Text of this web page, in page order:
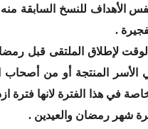
الأهداف للنسخ السابقة
.
لإطلاق الملتقى قبل
المنتجة أو من أصحاب
في هذا الفترة لانها
شهر رمضان والعيدين .